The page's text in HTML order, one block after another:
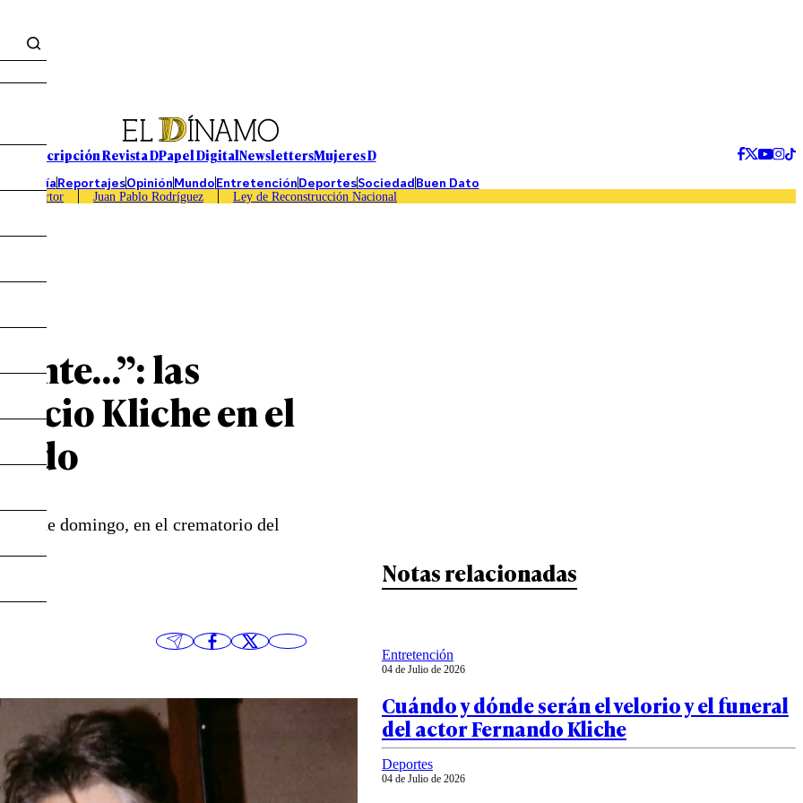
Suscripción Revista DPapel DigitalNewslettersMujeres D
EconomíaReportajesOpiniónMundoEntretenciónDeportesSociedadBuen Dato
Caso Sartor Juan Pablo Rodríguez Ley de Reconstrucción Nacional
las
Kliche en el
este domingo, en el crematorio del
Notas relacionadas
Entretención
04 de Julio de 2026
Cuándo y dónde serán el velorio y el funeral
del actor Fernando Kliche
Deportes
04 de Julio de 2026